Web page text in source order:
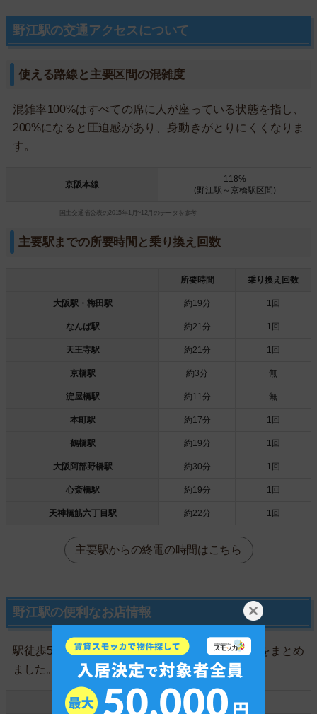
野江駅の交通アクセスについて
使える路線と主要区間の混雑度
混雑率100%はすべての席に人が座っている状態を指し、
200%になると圧迫感があり、身動きがとりにくくなりま
す。
京阪本線
118%
(野江駅～京橋駅区間)
国土交通省公表の2015年1月~12月のデータを参考
主要駅までの所要時間と乗り換え回数
所要時間 乗り換え回数
大阪駅・梅田駅 約19分 1回
なんば駅 約21分 1回
天王寺駅 約21分 1回
京橋駅 約3分 無
淀屋橋駅 約11分 無
本町駅 約17分 1回
鶴橋駅 約19分 1回
大阪阿部野橋駅 約30分 1回
心斎橋駅 約19分 1回
天神橋筋六丁目駅 約22分 1回
主要駅からの終電の時間はこちら
野江駅の便利なお店情報
駅徒歩5分以内の一人暮らしに便利なお店の件数をまとめ
ました。
スーパー 3件